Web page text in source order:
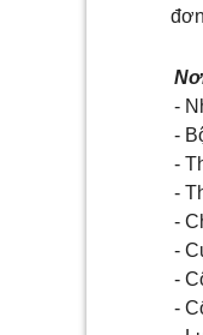
-
-
-
-
-
-
-
-